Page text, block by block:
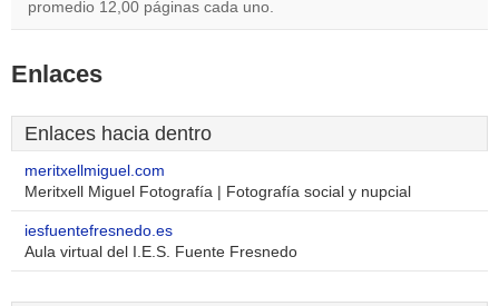
promedio 12,00 páginas cada uno.
Enlaces
Enlaces hacia dentro
meritxellmiguel.com
Meritxell Miguel Fotografía | Fotografía social y nupcial
iesfuentefresnedo.es
Aula virtual del I.E.S. Fuente Fresnedo